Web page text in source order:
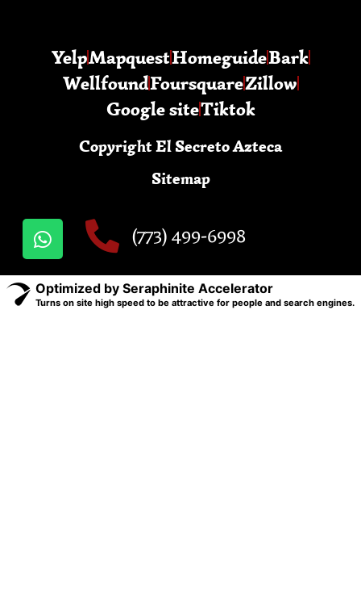
YelpMapquestHomeguideBark
WellfoundFoursquareZillow
Google siteTiktok
Copyright El Secreto Azteca
Sitemap
(773) 499-6998
Optimized by Seraphinite Accelerator
Turns on site high speed to be attractive for people and search engines.